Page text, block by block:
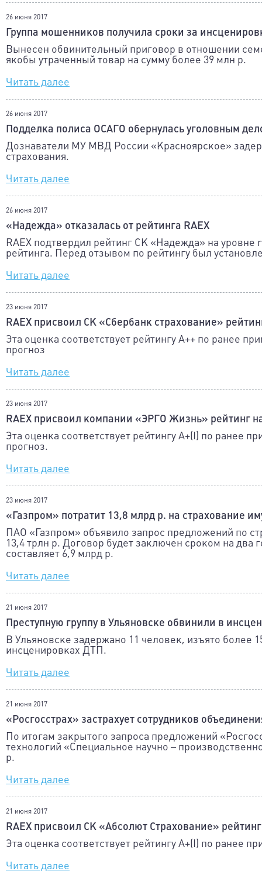
26 июня 2017
Группа мошенников получила сроки за
Вынесен обвинительный приговор в отношении
якобы утраченный товар на сумму более 39 млн р.
Читать далее
26 июня 2017
Подделка полиса ОСАГО обернулась уголовным
Дознаватели МУ МВД России «Красноярское»
страхования.
Читать далее
26 июня 2017
«Надежда» отказалась от рейтинга RAEX
RAEX подтвердил рейтинг СК «Надежда» на уровне
рейтинга. Перед отзывом по рейтингу был
Читать далее
23 июня 2017
RAEX присвоил СК «Сбербанк страхование»
Эта оценка соответствует рейтингу A++ по ранее
прогноз
Читать далее
23 июня 2017
RAEX присвоил компании «ЭРГО Жизнь» рейтинг
Эта оценка соответствует рейтингу A+(I) по ранее
прогноз.
Читать далее
23 июня 2017
«Газпром» потратит 13,8 млрд р. на страхование
ПАО «Газпром» объявило запрос предложений по
13,4 трлн р. Договор будет заключен сроком на
составляет 6,9 млрд р.
Читать далее
21 июня 2017
Преступную группу в Ульяновске обвинили в
В Ульяновске задержано 11 человек, изъято более
инсценировках ДТП.
Читать далее
21 июня 2017
«Росгосстрах» застрахует сотрудников
По итогам закрытого запроса предложений
технологий «Специальное научно –
р.
Читать далее
21 июня 2017
RAEX присвоил СК «Абсолют Страхование»
Эта оценка соответствует рейтингу A+(I) по ранее
Читать далее